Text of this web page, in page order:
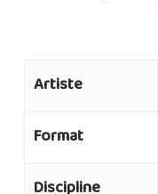
Artiste
Format
Discipline